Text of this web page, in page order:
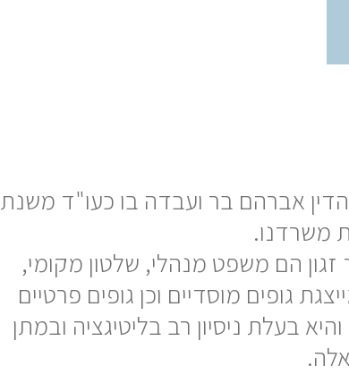
אברהם בר ועבדה בו כעו"ד משנת
הם משפט מנהלי, שלטון מקומי,
גופים מוסדיים וכן גופים פרטיים
בעלת ניסיון רב בליטיגציה ובמתן